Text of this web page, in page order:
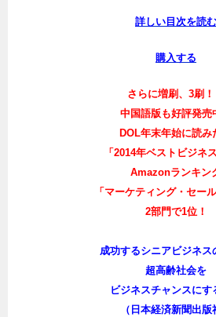
詳しい目次を読む
購入する
さらに増刷、3刷！
中国語版も好評発売
DOL年末年始に読み
「2014年ベストビジネ
Amazonランキン
「マーケティング・セー
2部門で1位！
成功するシニアビジネス
超高齢社会を
ビジネスチャンスにす
（日本経済新聞出版